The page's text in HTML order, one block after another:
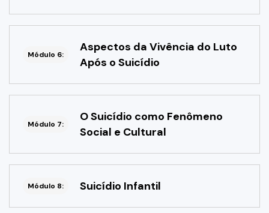
Módulo 6:
Aspectos da Vivência do Luto
Após o Suicídio
Módulo 7:
O Suicídio como Fenômeno
Social e Cultural
Módulo 8: Suicídio Infantil